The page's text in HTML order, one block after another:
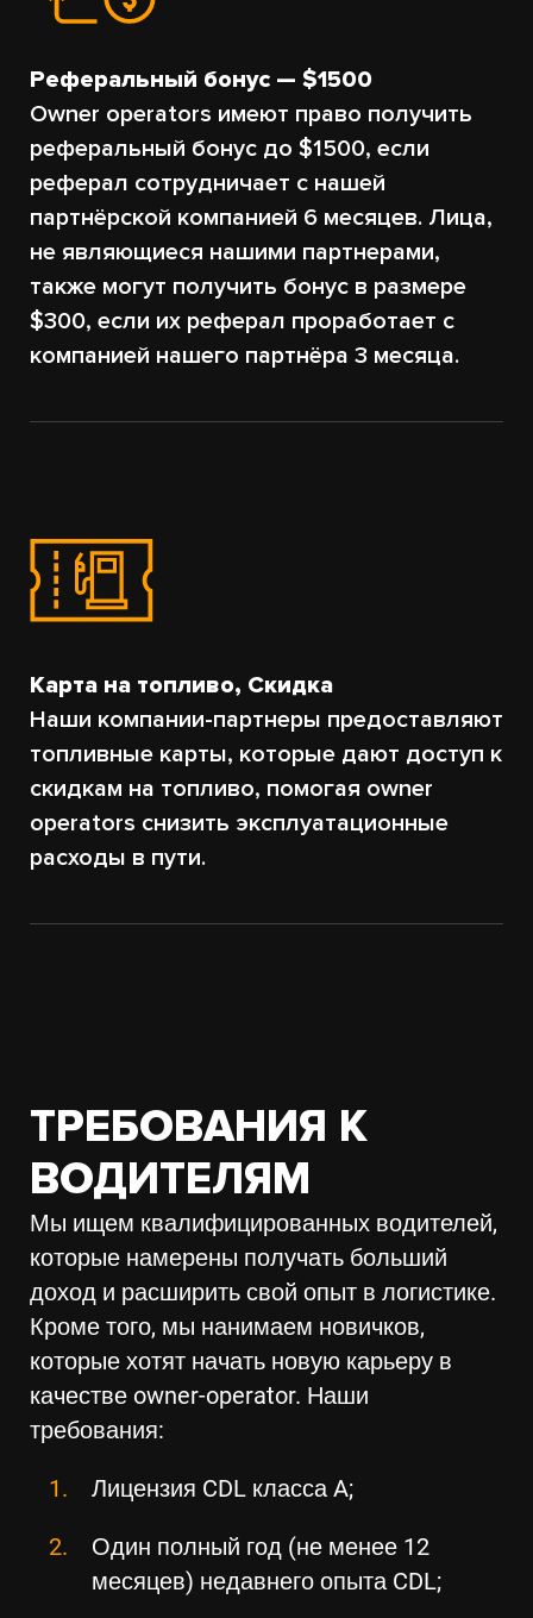
Реферальный бонус — $1500
Owner operators имеют право получить
реферальный бонус до $1500, если
реферал сотрудничает с нашей
партнёрской компанией 6 месяцев. Лица,
не являющиеся нашими партнерами,
также могут получить бонус в размере
$300, если их реферал проработает с
компанией нашего партнёра 3 месяца.
Карта на топливо, Скидка
Наши компании-партнеры предоставляют
топливные карты, которые дают доступ к
скидкам на топливо, помогая owner
operators снизить эксплуатационные
расходы в пути.
ТРЕБОВАНИЯ К
ВОДИТЕЛЯМ
Мы ищем квалифицированных водителей,
которые намерены получать больший
доход и расширить свой опыт в логистике.
Кроме того, мы нанимаем новичков,
которые хотят начать новую карьеру в
качестве owner-operator. Наши
требования:
Лицензия CDL класса A;
Один полный год (не менее 12
месяцев) недавнего опыта CDL;